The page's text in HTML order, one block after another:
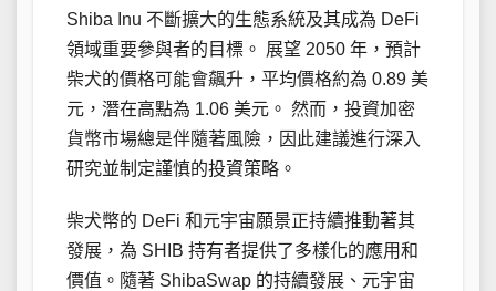
Shiba Inu 不斷擴大的生態系統及其成為 DeFi
領域重要參與者的目標。 展望 2050 年，預計
柴犬的價格可能會飆升，平均價格約為 0.89 美
元，潛在高點為 1.06 美元。 然而，投資加密
貨幣市場總是伴隨著風險，因此建議進行深入
研究並制定謹慎的投資策略。
柴犬幣的 DeFi 和元宇宙願景正持續推動著其
發展，為 SHIB 持有者提供了多樣化的應用和
價值。隨著 ShibaSwap 的持續發展、元宇宙